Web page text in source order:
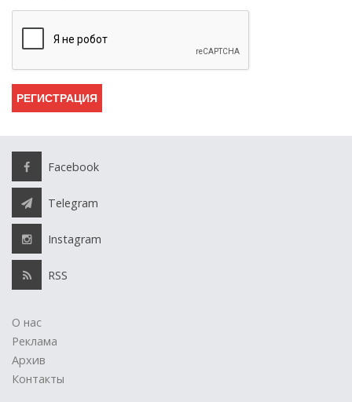
Facebook
Telegram
Instagram
RSS
О нас
Реклама
Архив
Контакты